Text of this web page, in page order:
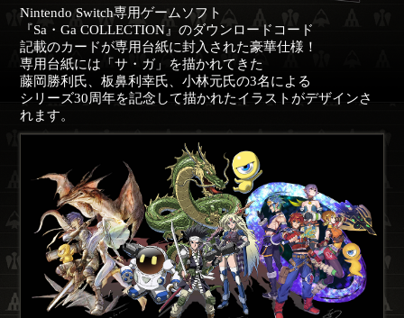
Nintendo Switch専用ゲームソフト
『Sa・Ga COLLECTION』のダウンロードコード
記載のカードが専用台紙に封入された豪華仕様！
専用台紙には「サ・ガ」を描かれてきた
藤岡勝利氏、板鼻利幸氏、小林元氏の3名による
シリーズ30周年を記念して描かれたイラストがデザインさ
れます。